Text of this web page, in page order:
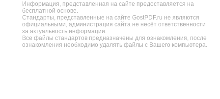
Информация, представленная на сайте предоставляется на
бесплатной основе.
Стандарты, представленные на сайте GostPDF.ru не являются
официальными, администрация сайта не несёт ответственности
за актуальность информации.
Все файлы стандартов предназначены для ознакомления, после
ознакомления необходимо удалять файлы с Вашего компьютера.